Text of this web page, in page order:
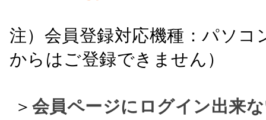
注）会員登録対応機種：パソ
からはご登録できません）
＞ 会員ページにログイン出来